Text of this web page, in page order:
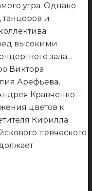
утра. Однако
танцоров и
высокими
зала…
Виктора
Арефьева,
Кравченко –
цветов к
Кирилла
певческого